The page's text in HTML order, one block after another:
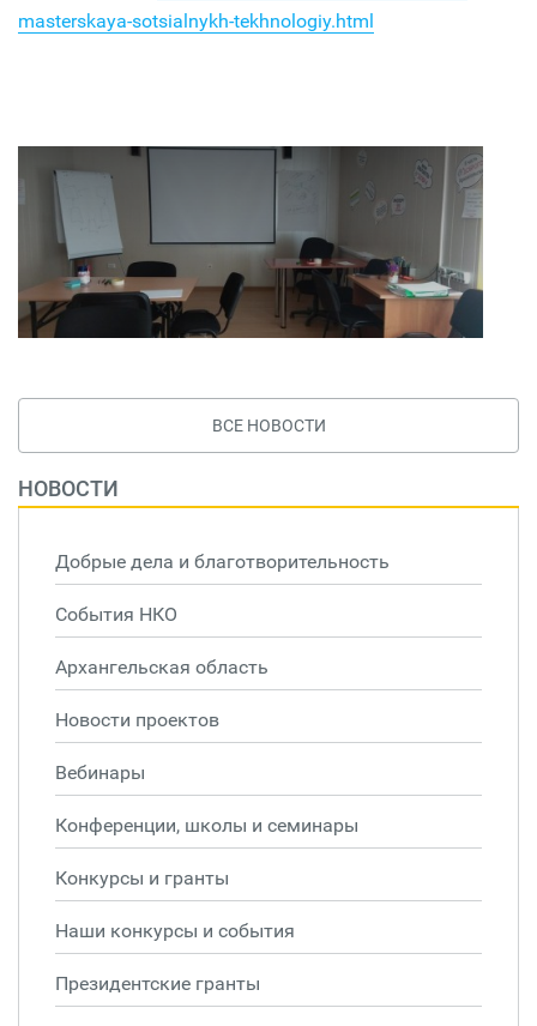
masterskaya-sotsialnykh-tekhnologiy.html
ВСЕ НОВОСТИ
НОВОСТИ
Добрые дела и благотворительность
События НКО
Архангельская область
Новости проектов
Вебинары
Конференции, школы и семинары
Конкурсы и гранты
Наши конкурсы и события
Президентские гранты